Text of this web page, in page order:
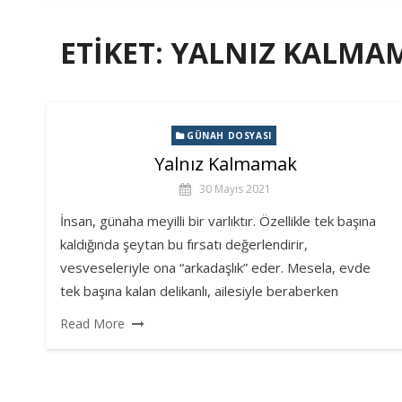
ETIKET: YALNIZ
GÜNAH DOSYASI
Yalnız Kalmamak
30 Mayıs 2021
İnsan, günaha meyilli bir varlıktır. Özellikle tek başına
kaldığında şeytan bu fırsatı değerlendirir,
vesveseleriyle ona “arkadaşlık” eder. Mesela, evde
tek başına kalan delikanlı, ailesiyle beraberken
Read More